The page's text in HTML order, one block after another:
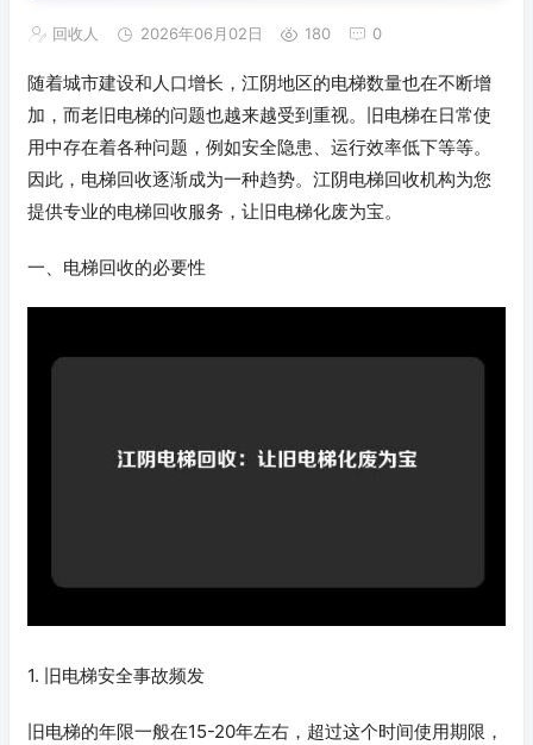
回收人 2026年06月02日 180 0
随着城市建设和人口增长，江阴地区的电梯数量也在不断增
加，而老旧电梯的问题也越来越受到重视。旧电梯在日常使
用中存在着各种问题，例如安全隐患、运行效率低下等等。
因此，电梯回收逐渐成为一种趋势。江阴电梯回收机构为您
提供专业的电梯回收服务，让旧电梯化废为宝。
一、电梯回收的必要性
1. 旧电梯安全事故频发
旧电梯的年限一般在15-20年左右，超过这个时间使用期限，